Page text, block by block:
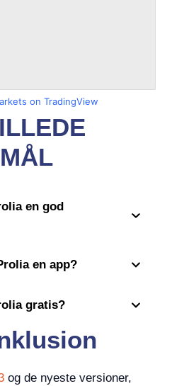
on TradingView
en god
en app?
gratis?
og de nyeste versioner,